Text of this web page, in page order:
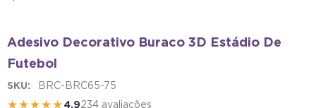
Adesivo Decorativo Buraco 3D Estádio De
Futebol
SKU: BRC-BRC65-75
★★★★★ 4,9234 avaliações